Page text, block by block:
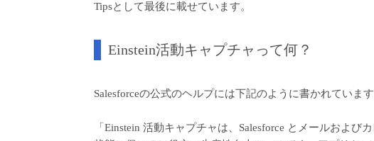
Tipsとして最後に載せています。
Einstein活動キャプチャって何？
Salesforceの公式のヘルプには下記のように書かれています
「Einstein 活動キャプチャは、Salesforce とメールおよ